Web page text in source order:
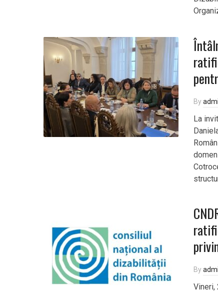
By
La
By
Vineri,